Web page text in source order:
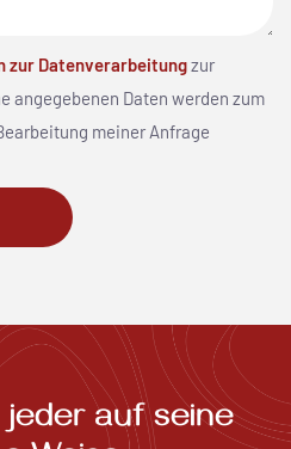
zur Datenverarbeitungzur
angegebenen Daten werden zum
meiner Anfrage
auf seine